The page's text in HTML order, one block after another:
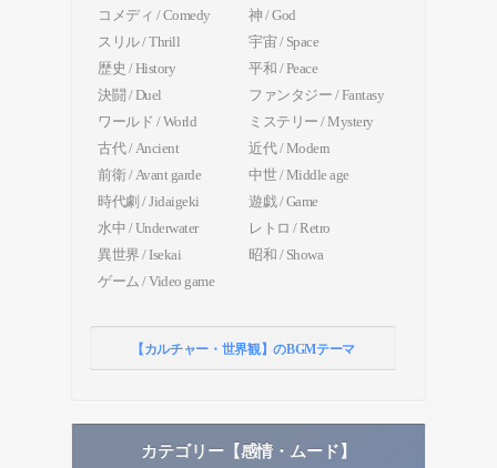
コメディ / Comedy
神 / God
スリル / Thrill
宇宙 / Space
歴史 / History
平和 / Peace
決闘 / Duel
ファンタジー / Fantasy
ワールド / World
ミステリー / Mystery
古代 / Ancient
近代 / Modern
前衛 / Avant garde
中世 / Middle age
時代劇 / Jidaigeki
遊戯 / Game
水中 / Underwater
レトロ / Retro
異世界 / Isekai
昭和 / Showa
ゲーム / Video game
【カルチャー・世界観】のBGMテーマ
カテゴリー【感情・ムード】